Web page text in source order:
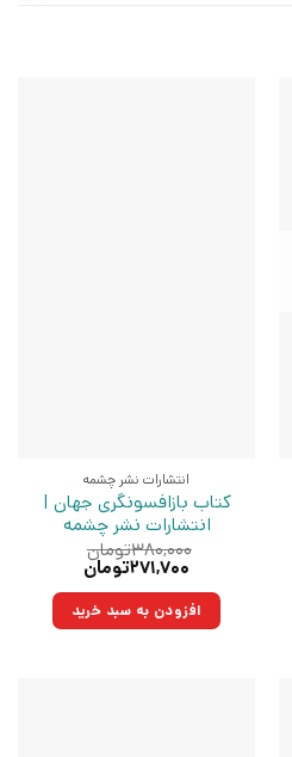
انتشارات نشر چشمه
کتاب بازافسونگری جهان |
انتشارات نشر چشمه
۳۸۰,۰۰۰تومان
قیمت
۳۸۰,۰۰۰تومان
بود.
۲۷۱,۷۰۰تومان
۲۷۱,۷۰۰تومان.افزودن به سبد خرید